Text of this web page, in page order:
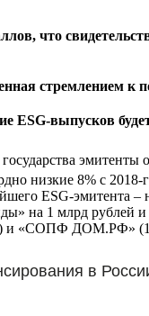
что
стремлением к
ESG-выпусков
низкие 8% с 2018-
ESG-эмитента –
на 1 млрд рублей
и «СОПФ ДОМ.РФ»
в